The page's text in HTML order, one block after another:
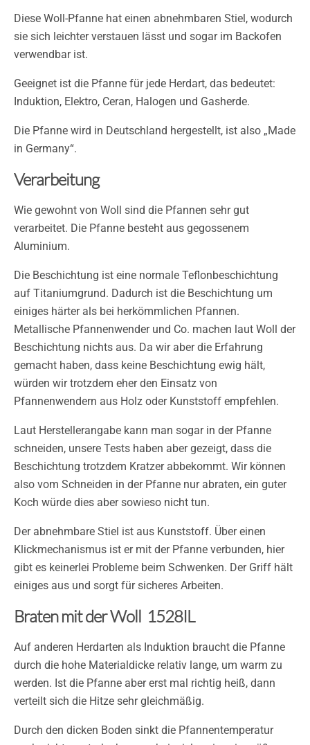
Diese Woll-Pfanne hat einen abnehmbaren Stiel, wodurch
sie sich leichter verstauen lässt und sogar im Backofen
verwendbar ist.
Geeignet ist die Pfanne für jede Herdart, das bedeutet:
Induktion, Elektro, Ceran, Halogen und Gasherde.
Die Pfanne wird in Deutschland hergestellt, ist also „Made
in Germany“.
Verarbeitung
Wie gewohnt von Woll sind die Pfannen sehr gut
verarbeitet. Die Pfanne besteht aus gegossenem
Aluminium.
Die Beschichtung ist eine normale Teflonbeschichtung
auf Titaniumgrund. Dadurch ist die Beschichtung um
einiges härter als bei herkömmlichen Pfannen.
Metallische Pfannenwender und Co. machen laut Woll der
Beschichtung nichts aus. Da wir aber die Erfahrung
gemacht haben, dass keine Beschichtung ewig hält,
würden wir trotzdem eher den Einsatz von
Pfannenwendern aus Holz oder Kunststoff empfehlen.
Laut Herstellerangabe kann man sogar in der Pfanne
schneiden, unsere Tests haben aber gezeigt, dass die
Beschichtung trotzdem Kratzer abbekommt. Wir können
also vom Schneiden in der Pfanne nur abraten, ein guter
Koch würde dies aber sowieso nicht tun.
Der abnehmbare Stiel ist aus Kunststoff. Über einen
Klickmechanismus ist er mit der Pfanne verbunden, hier
gibt es keinerlei Probleme beim Schwenken. Der Griff hält
einiges aus und sorgt für sicheres Arbeiten.
Braten mit der Woll 1528IL
Auf anderen Herdarten als Induktion braucht die Pfanne
durch die hohe Materialdicke relativ lange, um warm zu
werden. Ist die Pfanne aber erst mal richtig heiß, dann
verteilt sich die Hitze sehr gleichmäßig.
Durch den dicken Boden sinkt die Pfannentemperatur